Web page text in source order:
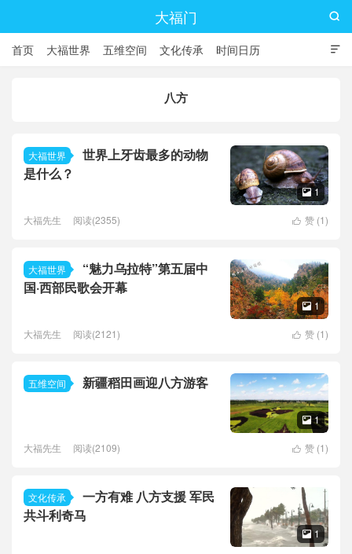
大福门

首页 大福世界 五维空间 文化传承 时间日历

八方
大福世界
世界上牙齿最多的动物
是什么？
 1
 赞 (1)
大福先生 阅读(2355)
大福世界
“魅力乌拉特”第五届中
国·西部民歌会开幕
 1
 赞 (1)
大福先生 阅读(2121)
五维空间 新疆稻田画迎八方游客
 1
 赞 (1)
大福先生 阅读(2109)
文化传承
一方有难 八方支援 军民
共斗利奇马
 1